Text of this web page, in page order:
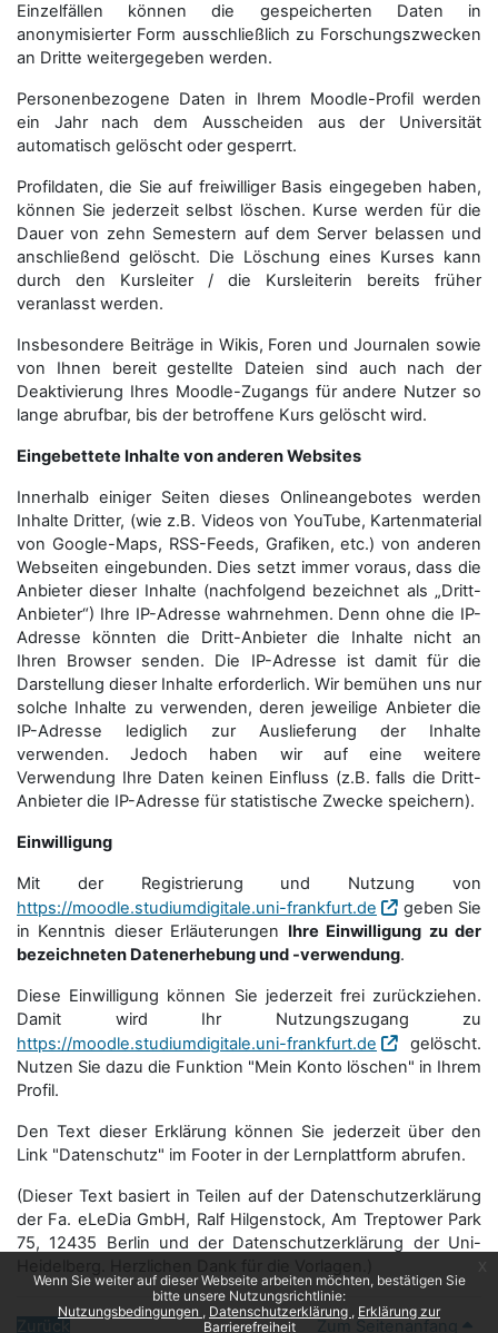
Wenn Sie weiter auf dieser Webseite arbeiten möchten, bestätigen Sie
bitte unsere Nutzungsrichtlinie:
Nutzungsbedingungen
Datenschutzerklärung
Erklärung zur
Barrierefreiheit
Einzelfällen können die gespeicherten Daten in
anonymisierter Form aus­schließ­lich zu Forschungszwecken
an Dritte weitergegeben werden.
Personenbezogene Daten in Ihrem Moodle-Profil werden
ein Jahr nach dem Ausscheiden aus der Universität
automatisch gelöscht oder gesperrt.
Profildaten, die Sie auf freiwilliger Basis eingegeben haben,
können Sie jederzeit selbst löschen. Kurse werden für die
Dauer von zehn Semestern auf dem Server belassen und
anschließend gelöscht. Die Löschung eines Kurses kann
durch den Kursleiter / die Kursleiterin bereits früher
veranlasst werden.
Insbesondere Beiträge in Wikis, Foren und Journalen sowie
von Ihnen bereit gestellte Dateien sind auch nach der
Deaktivierung Ihres Moodle-Zugangs für andere Nutzer so
lange abrufbar, bis der betroffene Kurs gelöscht wird.
Eingebettete Inhalte von anderen Websites
Innerhalb einiger Seiten dieses Onlineangebotes werden
Inhalte Dritter, (wie z.B. Videos von YouTube, Kartenmaterial
von Google-Maps, RSS-Feeds, Grafiken, etc.) von anderen
Webseiten eingebunden. Dies setzt immer voraus, dass die
Anbieter dieser Inhalte (nachfolgend bezeichnet als „Dritt-
Anbieter“) Ihre IP-Adresse wahrnehmen. Denn ohne die IP-
Adresse könnten die Dritt-Anbieter die Inhalte nicht an
Ihren Browser senden. Die IP-Adresse ist damit für die
Darstellung dieser Inhalte erforderlich. Wir bemühen uns nur
solche Inhalte zu verwenden, deren jeweilige Anbieter die
IP-Adresse lediglich zur Auslieferung der Inhalte
verwenden. Jedoch haben wir auf eine weitere
Verwendung Ihre Daten keinen Einfluss (z.B. falls die Dritt-
Anbieter die IP-Adresse für statistische Zwecke speichern).
Einwilligung
Mit der Registrierung und Nutzung von
https://moodle.studiumdigitale.uni-frankfurt.de
geben Sie
in Kenntnis dieser Erläuterungen Ihre Einwilligung zu der
bezeichneten Datenerhebung und -verwendung.
Diese Einwilligung können Sie jederzeit frei zurückziehen.
Damit wird Ihr Nutzungszugang zu
https://moodle.studiumdigitale.uni-frankfurt.de
gelöscht.
Nutzen Sie dazu die Funktion "Mein Konto löschen" in Ihrem
Profil.
Den Text dieser Erklärung können Sie jederzeit über den
Link "Datenschutz" im Footer in der Lernplattform abrufen.
(Dieser Text basiert in Teilen auf der Datenschutzerklärung
der Fa. eLeDia GmbH, Ralf Hilgenstock, Am Treptower Park
75, 12435 Berlin und der Datenschutzerklärung der Uni-
Zurück Zum Seitenanfang